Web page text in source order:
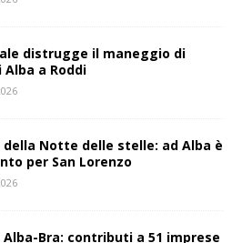
distrugge il maneggio di
a Roddi
della Notte delle stelle: ad Alba è
per San Lorenzo
Bra: contributi a 51 imprese